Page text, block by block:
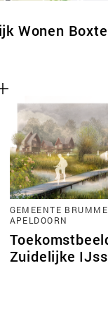
Wonen
GEMEENTE
APELDOORN
Zuidelijke